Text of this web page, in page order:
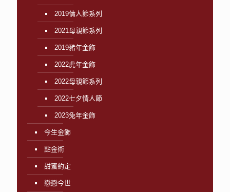
2019情人節系列
2021母親節系列
2019豬年金飾
2022虎年金飾
2022母親節系列
2022七夕情人節
2023兔年金飾
今生金飾
點金術
甜蜜約定
戀戀今世